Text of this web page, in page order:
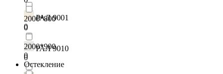
РАЛ 9001
0
РАЛ 9010
0
2000*800
0
2000*900
0
Остекление